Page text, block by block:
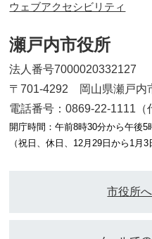
ウェブアクセシビリティ
瀬戸内市役所
法人番号7000020332127
〒701-4292 岡山県瀬戸内
電話番号：0869-22-1111（
開庁時間：午前8時30分から午後5
（祝日、休日、12月29日から1月
市役所